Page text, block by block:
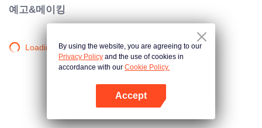
예고&메이킹
Loading…By using the website, you are agreeing to our
Privacy Policy and the use of cookies in
accordance with our Cookie Policy.
Accept